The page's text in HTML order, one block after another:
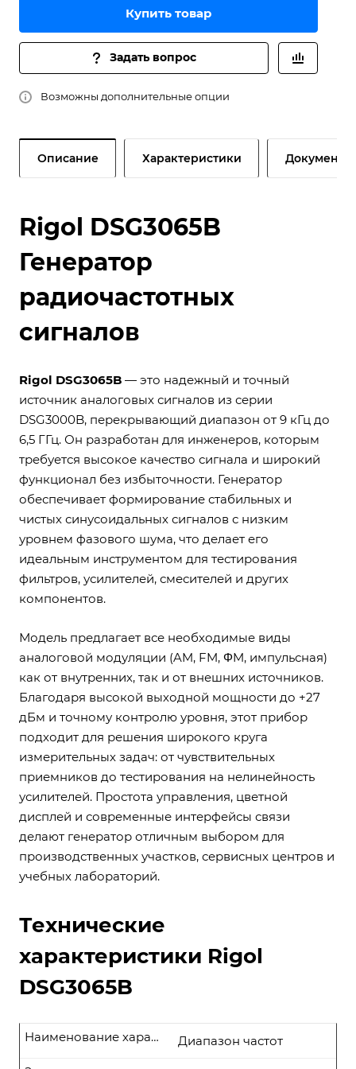
Купить товар
Задать вопрос
Возможны дополнительные опции
Описание Характеристики Документы
Rigol DSG3065B
Генератор
радиочастотных
сигналов
Rigol DSG3065B — это надежный и точный
источник аналоговых сигналов из серии
DSG3000B, перекрывающий диапазон от 9 кГц до
6,5 ГГц. Он разработан для инженеров, которым
требуется высокое качество сигнала и широкий
функционал без избыточности. Генератор
обеспечивает формирование стабильных и
чистых синусоидальных сигналов с низким
уровнем фазового шума, что делает его
идеальным инструментом для тестирования
фильтров, усилителей, смесителей и других
компонентов.
Модель предлагает все необходимые виды
аналоговой модуляции (AM, FM, ΦM, импульсная)
как от внутренних, так и от внешних источников.
Благодаря высокой выходной мощности до +27
дБм и точному контролю уровня, этот прибор
подходит для решения широкого круга
измерительных задач: от чувствительных
приемников до тестирования на нелинейность
усилителей. Простота управления, цветной
дисплей и современные интерфейсы связи
делают генератор отличным выбором для
производственных участков, сервисных центров и
учебных лабораторий.
Технические
характеристики Rigol
DSG3065B
Диапазон частот
Наименование характеристики